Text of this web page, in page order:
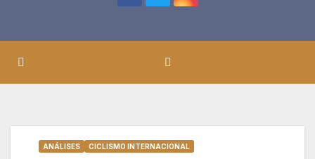
ANÁLISES CICLISMO INTERNACIONAL